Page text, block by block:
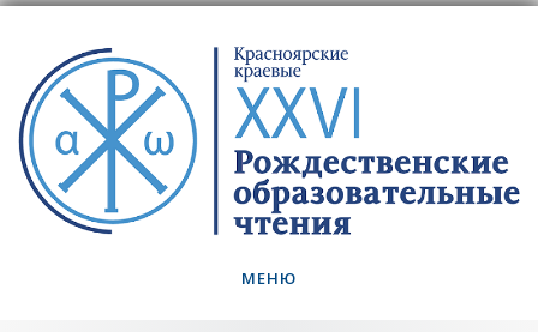
content
МЕНЮ